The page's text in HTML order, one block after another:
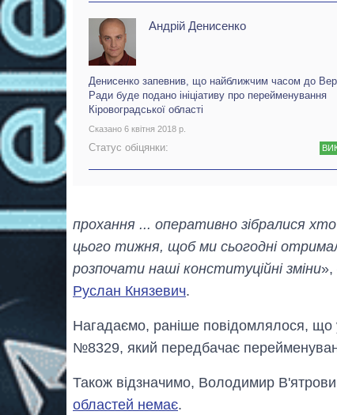
Андрій Денисенко
Денисенко запевнив, що найближчим часом до
Ради буде подано ініціативу про перейменування
Кіровоградської області
Сказано 6 квітня 2018 р.
Статус обіцянки:
прохання ... оперативно зібралися
цього тижня, щоб ми сьогодні
розпочати наші конституційні зміни»,
Руслан Князевич.
Нагадаємо, раніше повідомлялося, що
№8329, який передбачає
Також відзначимо, Володимир
областей немає.